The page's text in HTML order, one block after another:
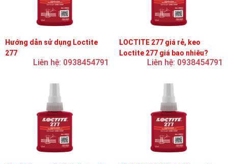
Hướng dẫn sử dụng Loctite
277
Liên hệ: 0938454791
LOCTITE 277 giá rẻ, keo
Loctite 277 giá bao nhiêu?
Liên hệ: 0938454791